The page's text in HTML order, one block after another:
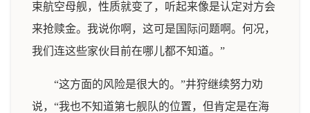
束航空母舰，性质就变了，听起来像是认定对方会
来抢赎金。我说你啊，这可是国际问题啊。何况，
我们连这些家伙目前在哪儿都不知道。”
“这方面的风险是很大的。”井狩继续努力劝
说，“我也不知道第七舰队的位置，但肯定是在海